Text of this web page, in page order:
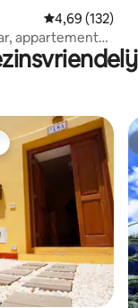
Gemiddelde
4,69 (132)
appartement
162 recensies